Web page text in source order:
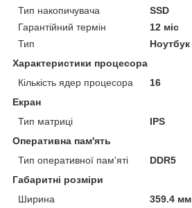
Тип накопичувача
SSD
Гарантійний термін
12 міс
Тип
Ноутбук
Характеристики процесора
Кількість ядер процесора
16
Екран
Тип матриці
IPS
Оперативна пам'ять
Тип оперативної пам'яті
DDR5
Габаритні розміри
Ширина
359.4 мм